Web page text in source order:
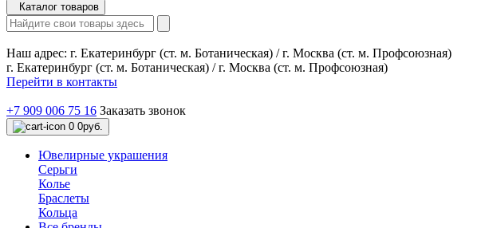
Каталог товаров
Наш адрес: г. Екатеринбург (ст. м. Ботаническая) / г. Москва (ст. м. Профсоюзная)
г. Екатеринбург (ст. м. Ботаническая) / г. Москва (ст. м. Профсоюзная)
Перейти в контакты
+7 909 006 75 16 Заказать звонок
0 0руб.
Ювелирные украшения
Серьги
Колье
Браслеты
Кольца